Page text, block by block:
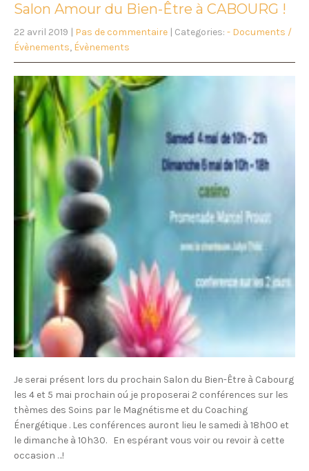
Salon Amour du Bien-Être à CABOURG !
22 avril 2019 | Pas de commentaire | Categories: - Documents /
Évènements, Évènements
Je serai présent lors du prochain Salon du Bien-Être à Cabourg
les 4 et 5 mai prochain oú je proposerai 2 conférences sur les
thèmes des Soins par le Magnétisme et du Coaching
Énergétique . Les conférences auront lieu le samedi à 18h00 et
le dimanche à 10h30. En espérant vous voir ou revoir à cette
occasion …!